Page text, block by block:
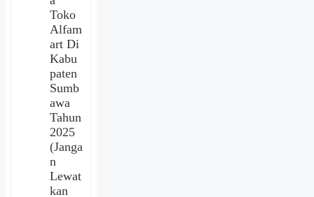
Toko
Alfam
art Di
Kabu
paten
Sumb
awa
Tahun
2025
(Janga
n
Lewat
kan